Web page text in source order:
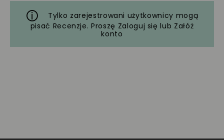
Tylko zarejestrowani użytkownicy mogą
pisać Recenzje. Proszę Zaloguj się lub Załóż
konto